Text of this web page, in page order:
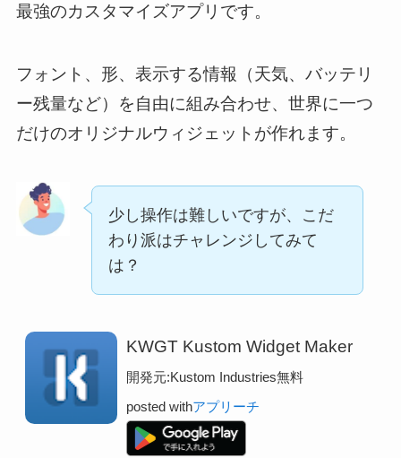
最強のカスタマイズアプリです。
フォント、形、表示する情報（天気、バッテリ
ー残量など）を自由に組み合わせ、世界に一つ
だけのオリジナルウィジェットが作れます。
少し操作は難しいですが、こだ
わり派はチャレンジしてみて
は？
KWGT Kustom Widget Maker
開発元:Kustom Industries無料
posted withアプリーチ